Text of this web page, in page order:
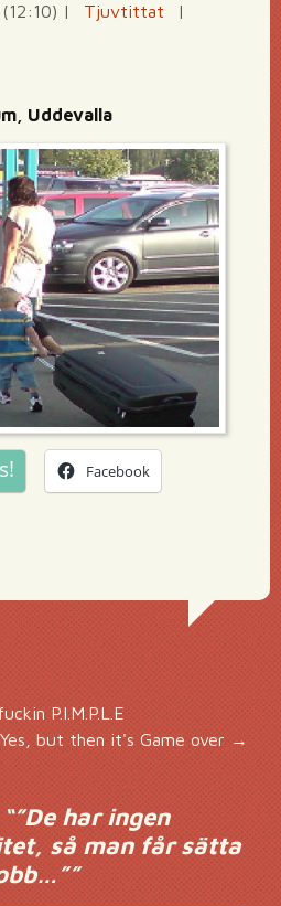
| Tjuvtittat
|
Uddevalla
Facebook
P.I.M.P.L.E
Yes, but then it's Game over→
”De har ingen
så man får sätta
”